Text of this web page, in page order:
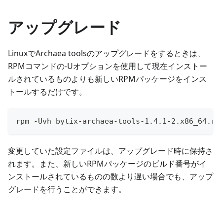
アップグレード
LinuxでArchaea toolsのアップグレードをするときは、
RPMコマンドの-Uオプションを使用して現在インストー
ルされているものよりも新しいRPMパッケージをインス
トールするだけです。
rpm -Uvh bytix-archaea-tools-1.4.1-
変更していた設定ファイルは、アップグレード時に保持さ
れます。また、新しいRPMパッケージのビルド番号がイ
ンストールされているものの数より遅い場合でも、アップ
グレードを行うことができます。